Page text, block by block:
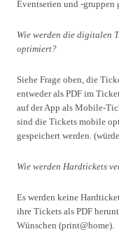
Eventserien und -gruppen
Wie werden die digitalen
optimiert?
Siehe Frage oben, die
entweder als PDF im
auf der App als Mobile-
sind die Tickets mobile
gespeichert werden.
Wie werden Hardtickets
Es werden keine
ihre Tickets als PDF
Wünschen (print@home).